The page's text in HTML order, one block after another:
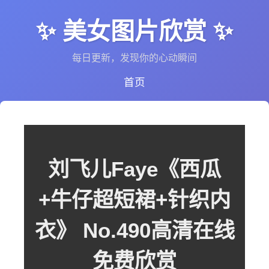
✨ 美女图片欣赏 ✨
每日更新，发现你的心动瞬间
首页
刘飞儿Faye《西瓜
+牛仔超短裙+针织内
衣》 No.490高清在线
免费欣赏